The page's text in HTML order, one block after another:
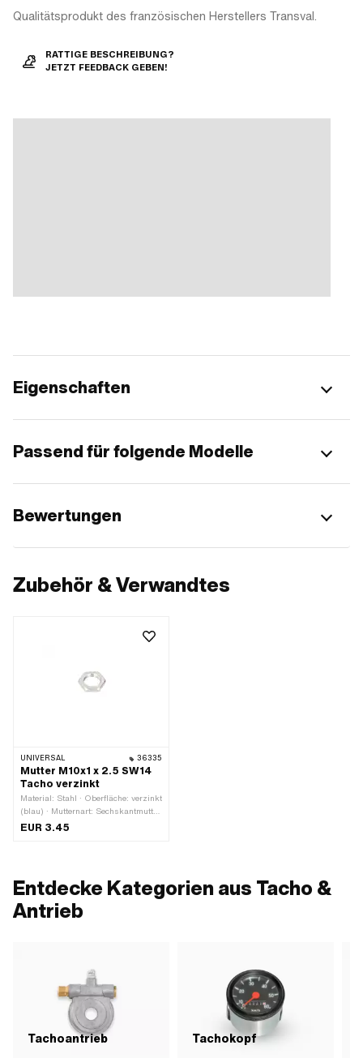
Qualitätsprodukt des französischen Herstellers Transval.
RATTIGE BESCHREIBUNG?
JETZT FEEDBACK GEBEN!
Eigenschaften
Passend für folgende Modelle
Bewertungen
Zubehör & Verwandtes
UNIVERSAL 36335
Mutter M10x1 x 2.5 SW14
Tacho verzinkt
Material: Stahl · Oberfläche: verzinkt
(blau) · Mutternart: Sechskantmutter
· Gewindeart: MF10x1 (Feingewinde)
EUR 3.45
Entdecke Kategorien aus Tacho &
Antrieb
Tachoantrieb Tachokopf